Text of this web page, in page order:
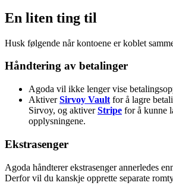
En liten ting til
Husk følgende når kontoene er koblet
Håndtering av betalinger
Agoda vil ikke lenger vise
Aktiver Sirvoy Vault for å lagre
Sirvoy, og aktiver Stripe for å kunne
opplysningene.
Ekstrasenger
Agoda håndterer ekstrasenger annerledes
Derfor vil du kanskje opprette separate